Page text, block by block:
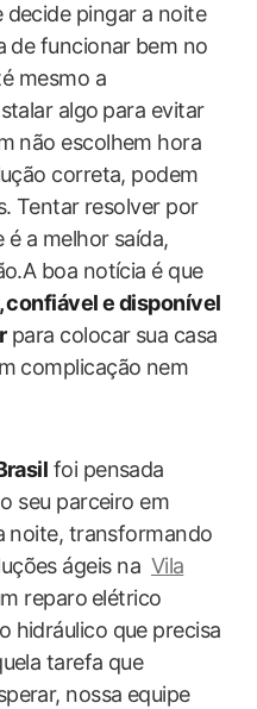
⁣decide pingar a noite
⁢de funcionar ⁢bem no⁤
mesmo a
algo⁤ para evitar
não escolhem hora
correta, podem
⁤Tentar resolver por
a melhor saída,
boa notícia é que
confiável e disponível
para colocar sua casa
complicação nem
foi pensada
seu ​parceiro em
noite, transformando
ágeis na
Vila⁤
reparo ⁣elétrico⁣
hidráulico que precisa
tarefa que⁣
‍nossa equipe